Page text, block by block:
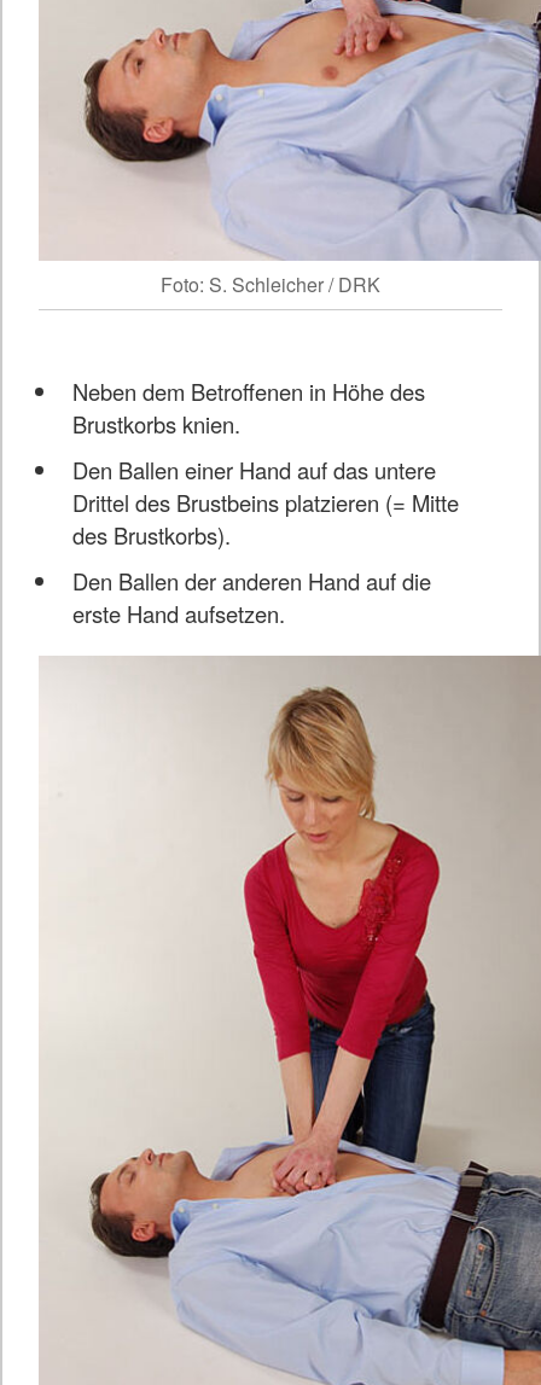
Foto: S. Schleicher / DRK
Neben dem Betroffenen in Höhe des
Brustkorbs knien.
Den Ballen einer Hand auf das untere
Drittel des Brustbeins platzieren (= Mitte
des Brustkorbs).
Den Ballen der anderen Hand auf die
erste Hand aufsetzen.